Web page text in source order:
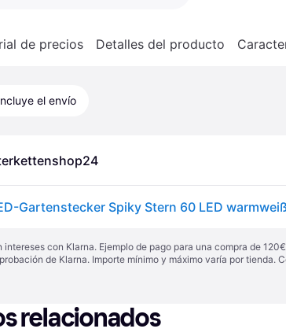
de precios Detalles del producto
el envío
con Klarna. Ejemplo de pago para una compra de
de Klarna. Importe mínimo y máximo varía por tienda.
relacionados